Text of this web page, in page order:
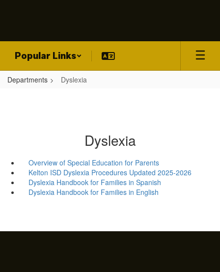
Popular Links
Departments Dyslexia
Dyslexia
Overview of Special Education for Parents
Kelton ISD Dyslexia Procedures Updated 2025-2026
Dyslexia Handbook for Families in Spanish
Dyslexia Handbook for Families in English